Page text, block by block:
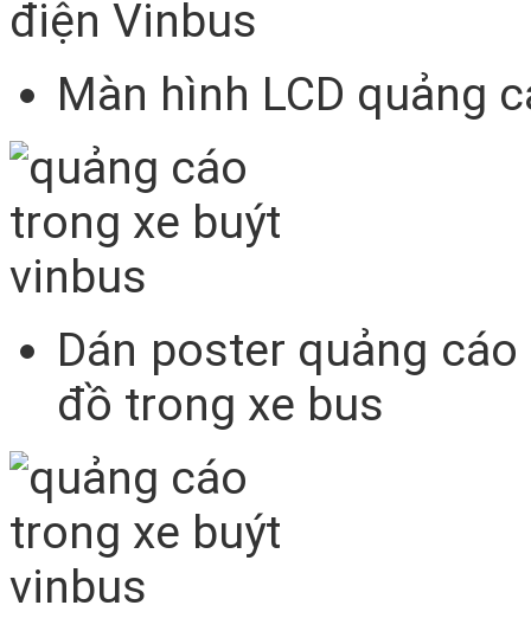
Màn hình LCD quảng
Dán poster quảng
đồ trong xe bus